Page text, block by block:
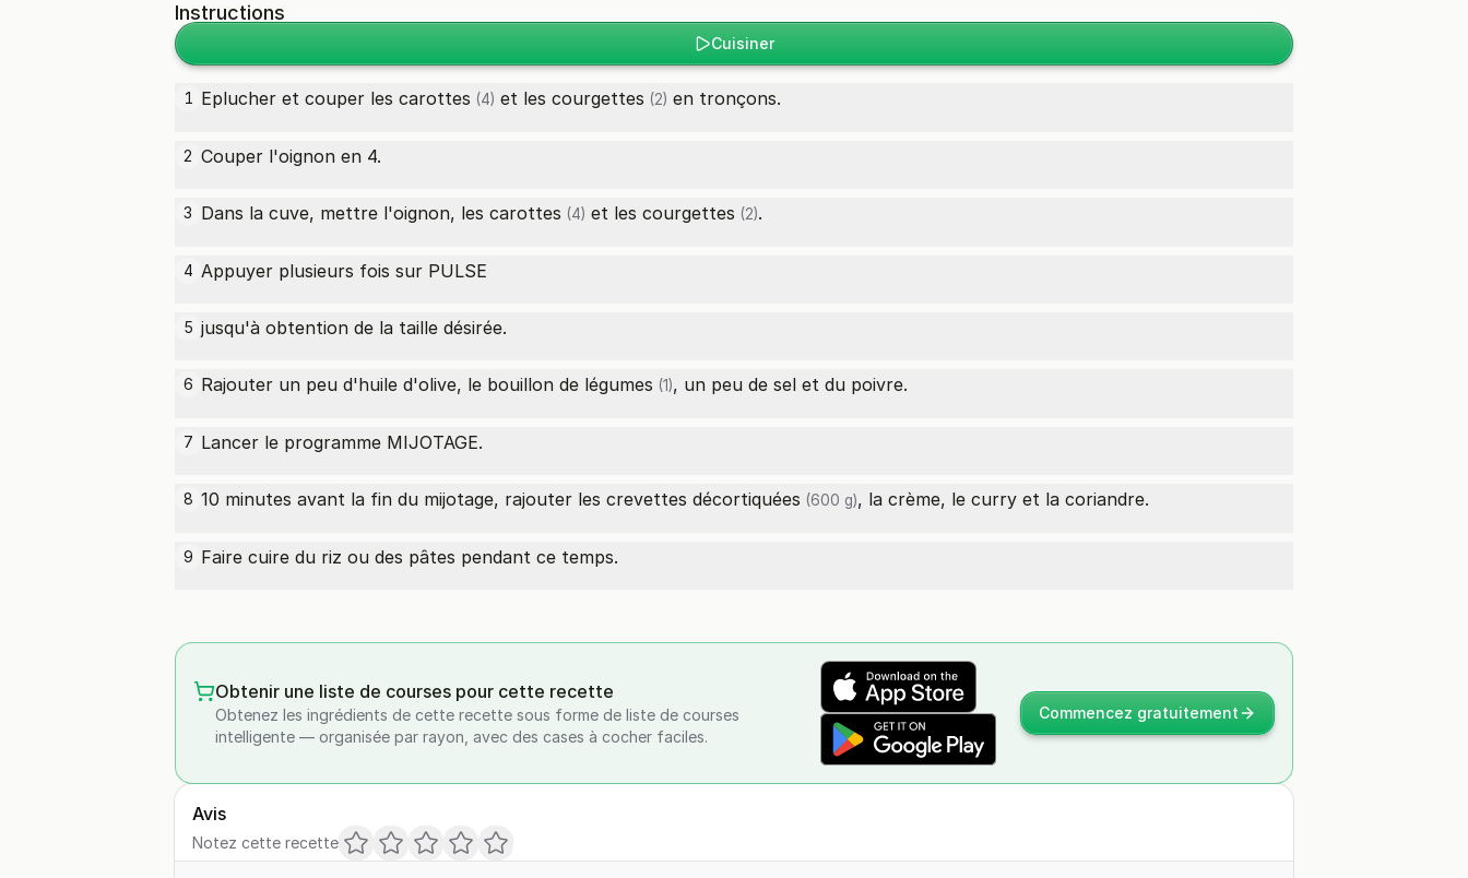
Instructions
Cuisiner
1 Eplucher et couper les carottes (4) et les courgettes (2) en tronçons.
2 Couper l'oignon en 4.
3 Dans la cuve, mettre l'oignon, les carottes (4) et les courgettes (2).
4 Appuyer plusieurs fois sur PULSE
5 jusqu'à obtention de la taille désirée.
6 Rajouter un peu d'huile d'olive, le bouillon de légumes (1), un peu de sel et du poivre.
7 Lancer le programme MIJOTAGE.
8 10 minutes avant la fin du mijotage, rajouter les crevettes décortiquées (600 g), la crème, le curry et la coriandre.
9 Faire cuire du riz ou des pâtes pendant ce temps.
Obtenir une liste de courses pour cette recette
Obtenez les ingrédients de cette recette sous forme de liste de courses
intelligente — organisée par rayon, avec des cases à cocher faciles.
Commencez gratuitement
Avis
Notez cette recette